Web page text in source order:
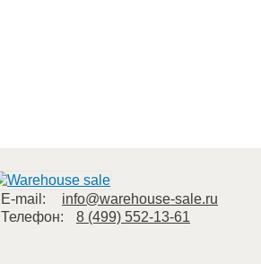
E-mail:
info@warehouse-sale.ru
Телефон:
8 (499) 552-13-61